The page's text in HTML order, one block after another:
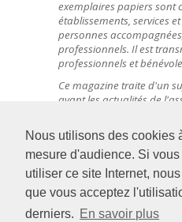
Nous utilisons des cookies
mesure d'audience. Si
utiliser ce site Internet,
que vous acceptez
derniers. En savoir plus
exemplaires papiers sont
établissements, services
personnes
professionnels. Il est
professionnels et
Ce magazine traite d'un
avant les actualités de
également des prochains
Siège
-BP 71857